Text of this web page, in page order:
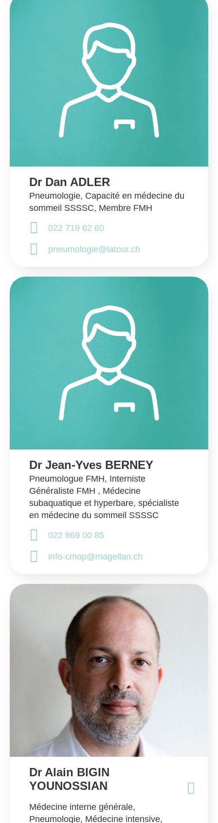
Dr Dan ADLER
Pneumologie, Capacité en médecine du
sommeil SSSSC, Membre FMH
022 719 62 60
pneumologie@latour.ch
Dr Jean-Yves BERNEY
Pneumologue FMH, Interniste
Généraliste FMH , Médecine
subaquatique et hyperbare, spécialiste
en médecine du sommeil SSSSC
022 869 00 85
info-cmop@magellan.ch
Dr Alain BIGIN
YOUNOSSIAN
Médecine interne générale,
Pneumologie, Médecine intensive,